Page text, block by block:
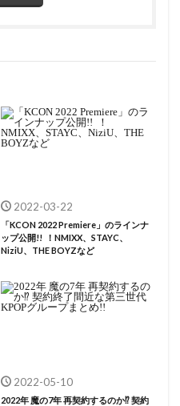
2022-03-22
「KCON 2022 Premiere」のラインナ
ップ公開!! ！NMIXX、STAYC、
NiziU、THE BOYZなど
2022-05-10
2022年 魔の7年 再契約するのか⁉ 契約